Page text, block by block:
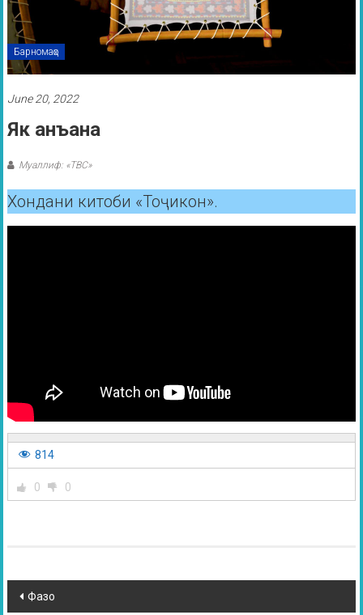
Барномаҳо
June 20, 2022
Як анъана
Муаллиф: «ТВС»
Хондани китоби «Тоҷикон».
814
0 0
Фазо